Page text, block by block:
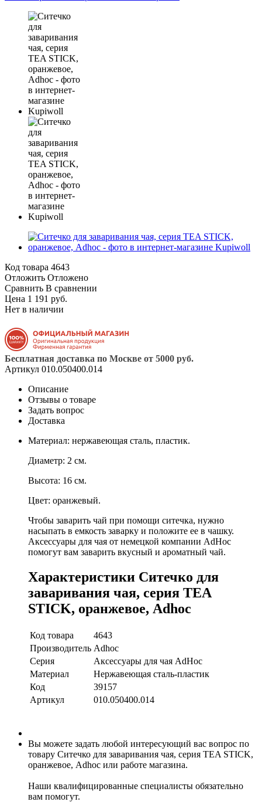
Код товара 4643
Отложить Отложено
Сравнить В сравнении
Цена 1 191 руб.
Нет в наличии
Бесплатная доставка по Москве от 5000 руб.
Артикул 010.050400.014
Описание
Отзывы о товаре
Задать вопрос
Доставка
Материал: нержавеющая сталь, пластик.
Диаметр: 2 см.
Высота: 16 см.
Цвет: оранжевый.
Чтобы заварить чай при помощи ситечка, нужно
насыпать в емкость заварку и положите ее в чашку.
Аксессуары для чая от немецкой компании AdHoc
помогут вам заварить вкусный и ароматный чай.
Характеристики Ситечко для
заваривания чая, серия TEA
STICK, оранжевое, Adhoc
Код товара
4643
Производитель Adhoc
Серия
Аксессуары для чая AdHoc
Материал
Нержавеющая сталь-пластик
Код
39157
Артикул
010.050400.014
Вы можете задать любой интересующий вас вопрос по
товару Ситечко для заваривания чая, серия TEA STICK,
оранжевое, Adhoc или работе магазина.
Наши квалифицированные специалисты обязательно
вам помогут.